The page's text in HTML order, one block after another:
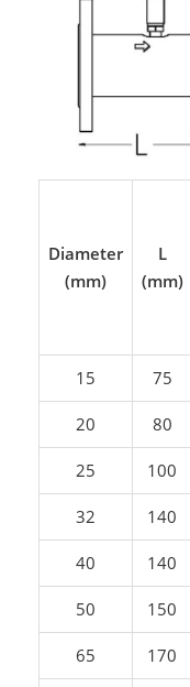
Diameter
(mm)
L
(mm)
15 75
20 80
25 100
32 140
40 140
50 150
65 170